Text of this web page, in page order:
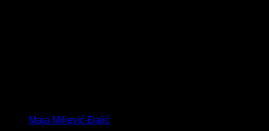
Maja Miljević-Đajić